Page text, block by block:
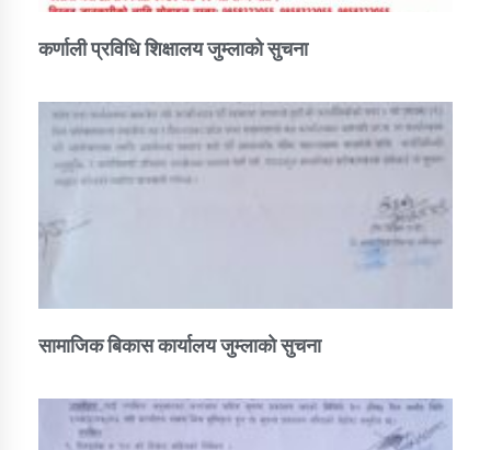
कर्णाली प्रविधि शिक्षालय जुम्लाको सुचना
सामाजिक बिकास कार्यालय जुम्लाकाे सुचना